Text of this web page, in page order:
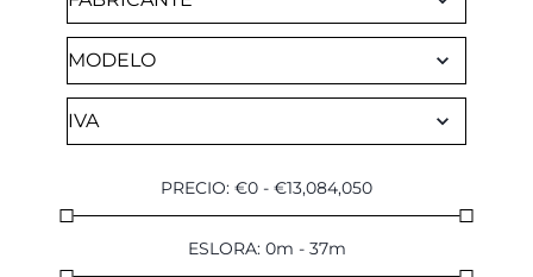
PRECIO: €0 - €13,084,050
ESLORA: 0m - 37m